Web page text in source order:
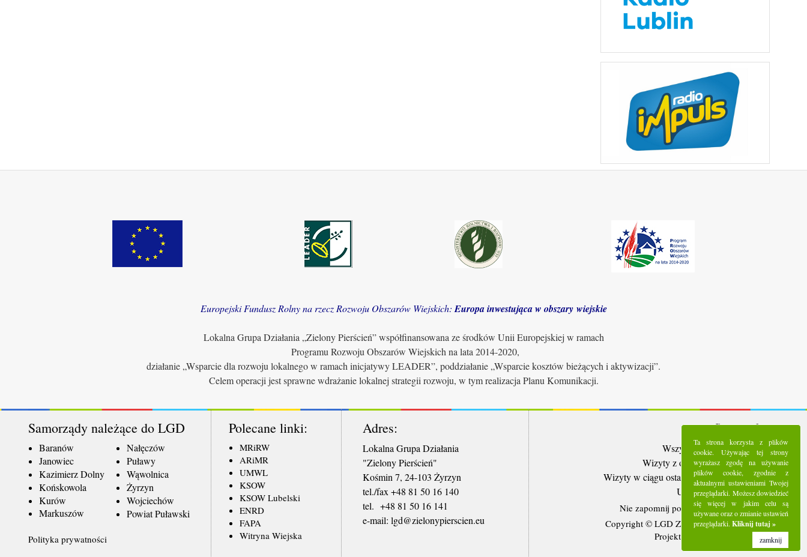
Europejski Fundusz Rolny na rzecz Rozwoju Obszarów Wiejskich: Europa inwestująca w obszary wiejskie
Lokalna Grupa Działania „Zielony Pierścień” współfinansowana ze środków Unii Europejskiej w ramach
Programu Rozwoju Obszarów Wiejskich na lata 2014-2020,
działanie „Wsparcie dla rozwoju lokalnego w ramach inicjatywy LEADER”, poddziałanie „Wsparcie kosztów bieżących i aktywizacji”.
Celem operacji jest sprawne wdrażanie lokalnej strategii rozwoju, w tym realizacja Planu Komunikacji.
Samorządy należące do LGD
Baranów
Janowiec
Kazimierz Dolny
Końskowola
Kurów
Markuszów
Nałęczów
Puławy
Wąwolnica
Żyrzyn
Wojciechów
Powiat Puławski
Polecane linki:
MRiRW
ARiMR
UMWL
KSOW
KSOW Lubelski
ENRD
FAPA
Witryna Wiejska
Adres:
Lokalna Grupa Działania
"Zielony Pierścień"
Kośmin 7, 24-103 Żyrzyn
tel./fax +48 81 50 16 140
tel. +48 81 50 16 141
​e-mail: lgd@zielonypierscien.eu
Statystyki:
Wszystkie wizyty: 5288305
Wizyty z ostatnich 30 dni: 93015
Wizyty w ciągu ostatniego tygodnia:
21095
Użytkownicy online: 12
Nie zapomnij polubić nas na Facebooku
Copyright © LGD Zielony Pierścień - 2016.
Projekt i wykonanie - Freeline.
Polityka prywatności
Ta strona korzysta z plików
cookie. Używając tej strony
wyrażasz zgodę na używanie
plików cookie, zgodnie z
aktualnymi ustawieniami Twojej
przeglądarki. Możesz dowiedzieć
się więcej w jakim celu są
używane oraz o zmianie ustawień
przeglądarki. Kliknij tutaj »
zamknij